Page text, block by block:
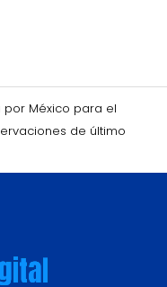
México para el
de último